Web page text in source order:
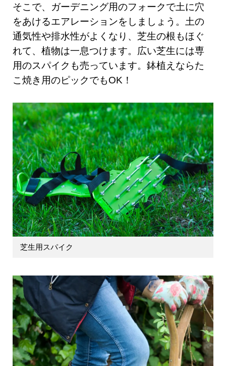
そこで、ガーデニング用のフォークで土に穴
をあけるエアレーションをしましょう。土の
通気性や排水性がよくなり、芝生の根もほぐ
れて、植物は一息つけます。広い芝生には専
用のスパイクも売っています。鉢植えならた
こ焼き用のピックでもOK！
芝生用スパイク